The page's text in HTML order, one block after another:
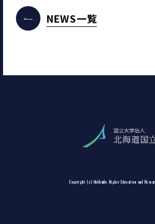
NEWS一覧
Copyright (c) Hokkaido Higher Education and